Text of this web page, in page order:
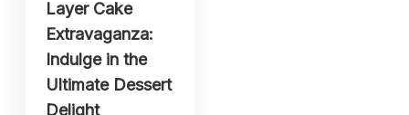
Layer Cake
Extravaganza:
Indulge in the
Ultimate Dessert
Delight